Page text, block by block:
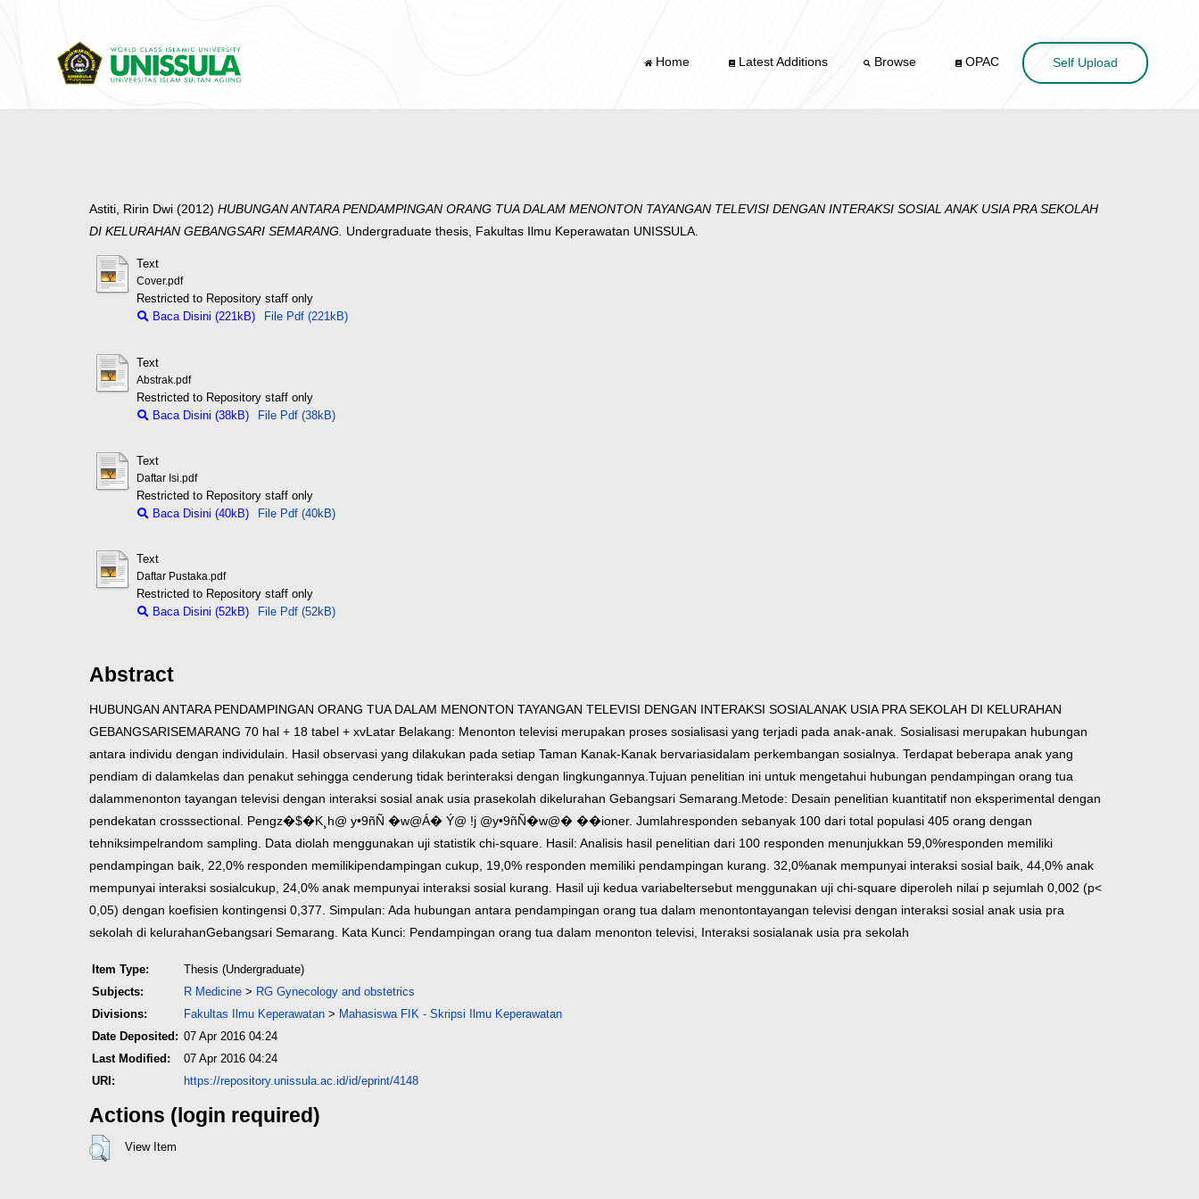
Home Latest Additions Browse OPAC Self Upload
Astiti, Ririn Dwi (2012) HUBUNGAN ANTARA PENDAMPINGAN ORANG TUA DALAM MENONTON TAYANGAN TELEVISI DENGAN INTERAKSI SOSIAL ANAK USIA PRA SEKOLAH
DI KELURAHAN GEBANGSARI SEMARANG. Undergraduate thesis, Fakultas Ilmu Keperawatan UNISSULA.
Text
Cover.pdf
Restricted to Repository staff only
Baca Disini (221kB)
File Pdf (221kB)
Text
Abstrak.pdf
Restricted to Repository staff only
Baca Disini (38kB)
File Pdf (38kB)
Text
Daftar Isi.pdf
Restricted to Repository staff only
Baca Disini (40kB)
File Pdf (40kB)
Text
Daftar Pustaka.pdf
Restricted to Repository staff only
Baca Disini (52kB)
File Pdf (52kB)
Abstract
HUBUNGAN ANTARA PENDAMPINGAN ORANG TUA DALAM MENONTON TAYANGAN TELEVISI DENGAN INTERAKSI SOSIAL ANAK USIA PRA SEKOLAH DI KELURAHAN
GEBANGSARISEMARANG 70 hal + 18 tabel + xvLatar Belakang: Menonton televisi merupakan proses sosialisasi yang terjadi pada anak-anak. Sosialisasi merupakan hubungan
antara individu dengan individulain. Hasil observasi yang dilakukan pada setiap Taman Kanak-Kanak bervariasidalam perkembangan sosialnya. Terdapat beberapa anak yang
pendiam di dalamkelas dan penakut sehingga cenderung tidak berinteraksi dengan lingkungannya. Tujuan penelitian ini untuk mengetahui hubungan pendampingan orang tua
dalammenonton tayangan televisi dengan interaksi sosial anak usia prasekolah dikelurahan Gebangsari Semarang. Metode: Desain penelitian kuantitatif non eksperimental dengan
pendekatan crosssectional. Pengz�$�K¸h@ y•9ñÑ �w@Á� Ý@ !j @y•9ñÑ�w@� ��ioner. Jumlahresponden sebanyak 100 dari total populasi 405 orang dengan
tehniksimpelrandom sampling. Data diolah menggunakan uji statistik chi-square. Hasil: Analisis hasil penelitian dari 100 responden menunjukkan 59,0%responden memiliki
pendampingan baik, 22,0% responden memilikipendampingan cukup, 19,0% responden memiliki pendampingan kurang. 32,0%anak mempunyai interaksi sosial baik, 44,0% anak
mempunyai interaksi sosialcukup, 24,0% anak mempunyai interaksi sosial kurang. Hasil uji kedua variabeltersebut menggunakan uji chi-square diperoleh nilai p sejumlah 0,002 (p<
0,05) dengan koefisien kontingensi 0,377. Simpulan: Ada hubungan antara pendampingan orang tua dalam menontontayangan televisi dengan interaksi sosial anak usia pra
sekolah di kelurahanGebangsari Semarang. Kata Kunci: Pendampingan orang tua dalam menonton televisi, Interaksi sosialanak usia pra sekolah
Item Type:
Thesis (Undergraduate)
Subjects:
R Medicine > RG Gynecology and obstetrics
Divisions:
Fakultas Ilmu Keperawatan > Mahasiswa FIK - Skripsi Ilmu Keperawatan
Date Deposited: 07 Apr 2016 04:24
Last Modified:
07 Apr 2016 04:24
URI:
https://repository.unissula.ac.id/id/eprint/4148
Actions (login required)
View Item